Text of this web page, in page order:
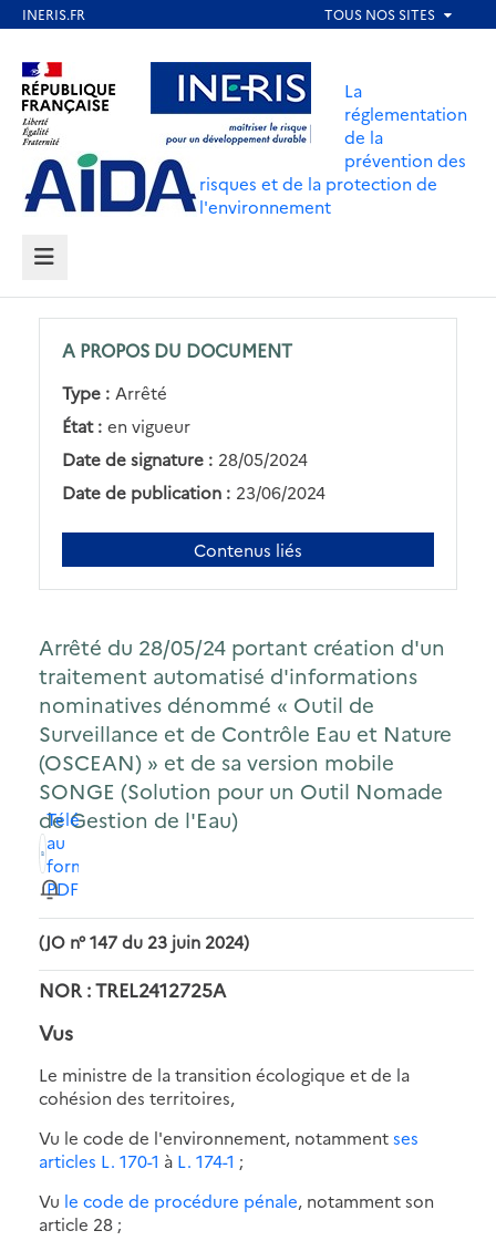
contenu
principal
Aller au contenu Aller au menu
Aller au pied de page
La
réglementation
de la
prévention des
risques et de la protection de
l'environnement
MENU
A PROPOS DU DOCUMENT
Type : Arrêté
État : en vigueur
Date de signature : 28/05/2024
Date de publication : 23/06/2024
Contenus liés
Arrêté du 28/05/24 portant création d'un
traitement automatisé d'informations
nominatives dénommé « Outil de
Surveillance et de Contrôle Eau et Nature
(OSCEAN) » et de sa version mobile
SONGE (Solution pour un Outil Nomade
de Gestion de l'Eau)
Télécharger
au
format
PDF
(JO n° 147 du 23 juin 2024)
NOR : TREL2412725A
Vus
Le ministre de la transition écologique et de la
cohésion des territoires,
Vu le code de l'environnement, notammentses
articles L. 170-1 à L. 174-1 ;
Vu le code de procédure pénale, notamment son
article 28 ;